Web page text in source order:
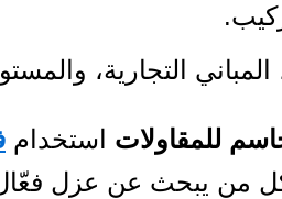
التجارية،
للمقاولات استخدام
من يبحث عن عزل